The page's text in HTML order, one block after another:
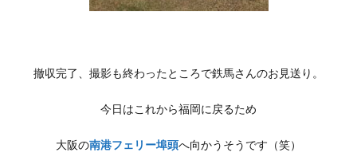
撤収完了、撮影も終わったところで鉄馬さんのお見送り。
今日はこれから福岡に戻るため
大阪の南港フェリー埠頭へ向かうそうです（笑）